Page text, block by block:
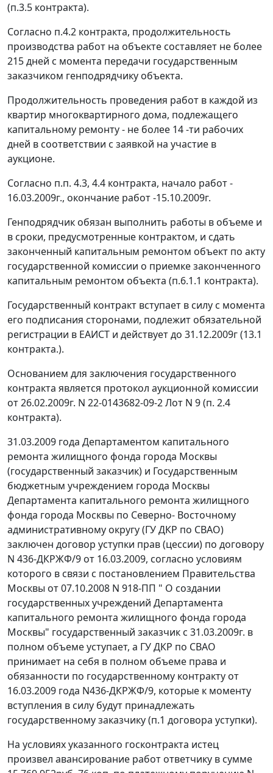
(п.3.5 контракта).
Согласно п.4.2 контракта, продолжительность
производства работ на объекте составляет не более
215 дней с момента передачи государственным
заказчиком генподрядчику объекта.
Продолжительность проведения работ в каждой из
квартир многоквартирного дома, подлежащего
капитальному ремонту - не более 14 -ти рабочих
дней в соответствии с заявкой на участие в
аукционе.
Согласно п.п. 4.3, 4.4 контракта, начало работ -
16.03.2009г., окончание работ -15.10.2009г.
Генподрядчик обязан выполнить работы в объеме и
в сроки, предусмотренные контрактом, и сдать
законченный капитальным ремонтом объект по акту
государственной комиссии о приемке законченного
капитальным ремонтом объекта (п.6.1.1 контракта).
Государственный контракт вступает в силу с момента
его подписания сторонами, подлежит обязательной
регистрации в ЕАИСТ и действует до 31.12.2009г (13.1
контракта.).
Основанием для заключения государственного
контракта является протокол аукционной комиссии
от 26.02.2009г. N 22-0143682-09-2 Лот N 9 (п. 2.4
контракта).
31.03.2009 года Департаментом капитального
ремонта жилищного фонда города Москвы
(государственный заказчик) и Государственным
бюджетным учреждением города Москвы
Департамента капитального ремонта жилищного
фонда города Москвы по Северно- Восточному
административному округу (ГУ ДКР по СВАО)
заключен договор уступки прав (цессии) по договору
N 436-ДКРЖФ/9 от 16.03.2009, согласно условиям
которого в связи с постановлением Правительства
Москвы от 07.10.2008 N 918-ПП " О создании
государственных учреждений Департамента
капитального ремонта жилищного фонда города
Москвы" государственный заказчик с 31.03.2009г. в
полном объеме уступает, а ГУ ДКР по СВАО
принимает на себя в полном объеме права и
обязанности по государственному контракту от
16.03.2009 года N436-ДКРЖФ/9, которые к моменту
вступления в силу будут принадлежать
государственному заказчику (п.1 договора уступки).
На условиях указанного госконтракта истец
произвел авансирование работ ответчику в сумме